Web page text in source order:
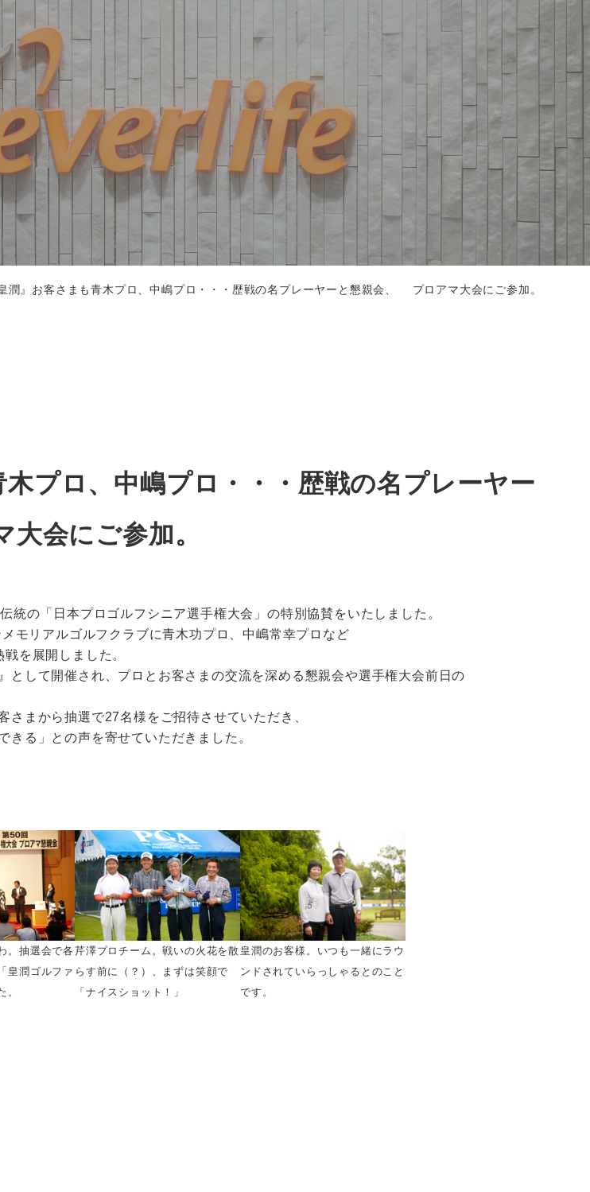
皇潤』お客さまも青木プロ、中嶋プロ・・・歴戦の名プレーヤーと懇親会、 プロアマ大会にご参加。
木プロ、中嶋プロ・・・歴戦の名プレーヤー
会にご参加。
統の「日本プロゴルフシニア選手権大会」の特別協賛をいたしました。
モリアルゴルフクラブに青木功プロ、中嶋常幸プロなど
を展開しました。
として開催され、プロとお客さまの交流を深める懇親会や選手権大会前日の
さまから抽選で27名様をご招待させていただき、
きる」との声を寄せていただきました。
。抽選会で各
皇潤ゴルファ
。
芹澤プロチーム。戦いの火花を散
らす前に（？）、まずは笑顔で
「ナイスショット！」
皇潤のお客様。いつも一緒にラウ
ンドされていらっしゃるとのこと
です。